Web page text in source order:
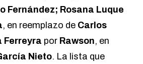
Fernández; Rosana Luque
, en reemplazo de Carlos
Ferreyra por Rawson, en
Nieto. La lista que